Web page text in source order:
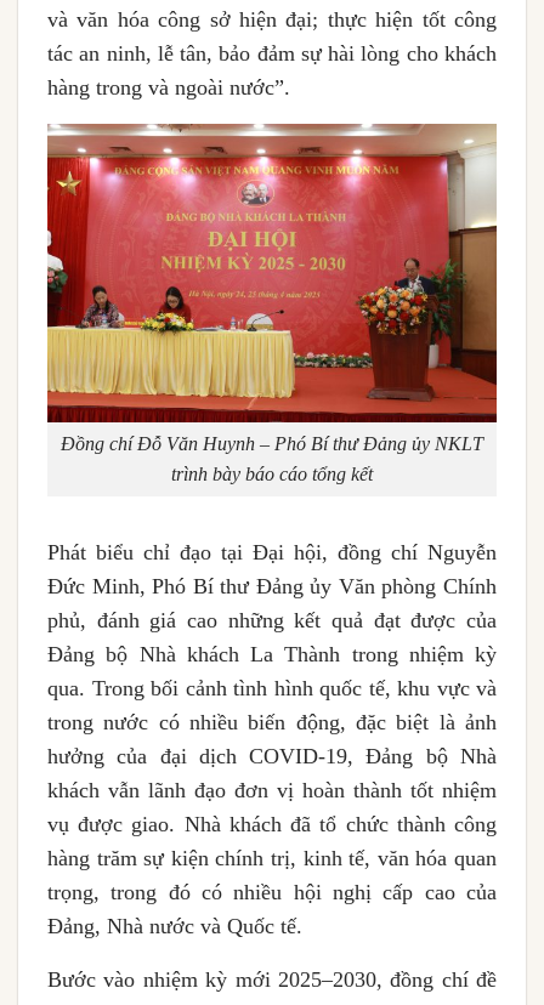
và văn hóa công sở hiện đại; thực hiện tốt công
tác an ninh, lễ tân, bảo đảm sự hài lòng cho khách
hàng trong và ngoài nước”.
Đồng chí Đỗ Văn Huynh – Phó Bí thư Đảng ủy NKLT
trình bày báo cáo tổng kết
Phát biểu chỉ đạo tại Đại hội, đồng chí Nguyễn
Đức Minh, Phó Bí thư Đảng ủy Văn phòng Chính
phủ, đánh giá cao những kết quả đạt được của
Đảng bộ Nhà khách La Thành trong nhiệm kỳ
qua. Trong bối cảnh tình hình quốc tế, khu vực và
trong nước có nhiều biến động, đặc biệt là ảnh
hưởng của đại dịch COVID-19, Đảng bộ Nhà
khách vẫn lãnh đạo đơn vị hoàn thành tốt nhiệm
vụ được giao. Nhà khách đã tổ chức thành công
hàng trăm sự kiện chính trị, kinh tế, văn hóa quan
trọng, trong đó có nhiều hội nghị cấp cao của
Đảng, Nhà nước và Quốc tế.
Bước vào nhiệm kỳ mới 2025–2030, đồng chí đề